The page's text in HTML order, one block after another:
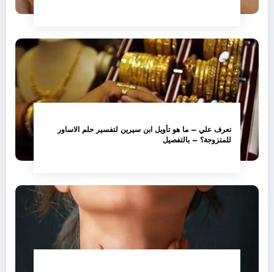
تعرف علي – ما هو تأويل ابن سيرين لتفسير حلم الاساور
للمتزوجة؟ – بالتفصيل